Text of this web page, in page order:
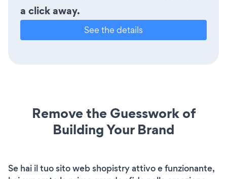
a click away.
See the details
Remove the Guesswork of
Building Your Brand
Se hai il tuo sito web shopistry attivo e funzionante,